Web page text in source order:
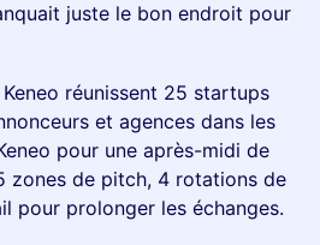
juste le bon endroit pour
réunissent 25 startups
et agences dans les
pour une après-midi de
zones de pitch, 4 rotations de
pour prolonger les échanges.